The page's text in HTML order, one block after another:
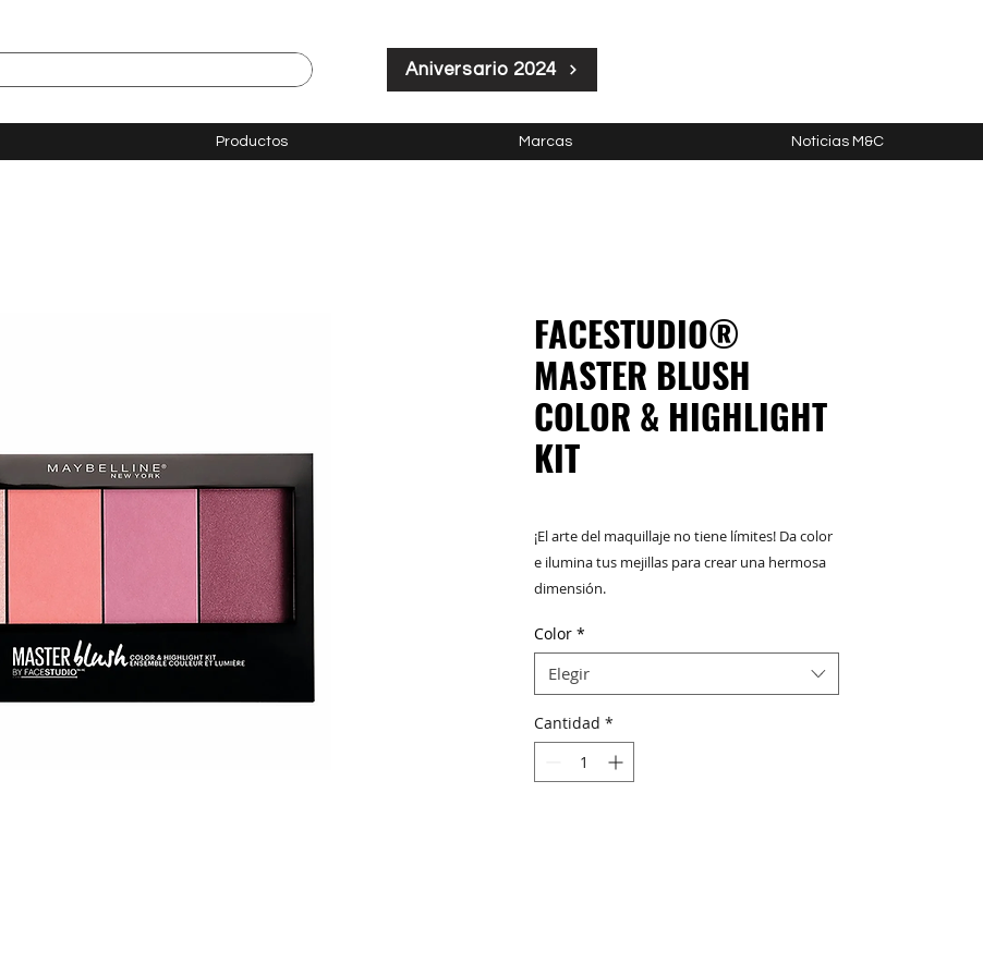
Aniversario 2024
Productos Marcas Noticias M&C
FACESTUDIO®
MASTER BLUSH
COLOR & HIGHLIGHT
KIT
¡El arte del maquillaje no tiene límites! Da color
e ilumina tus mejillas para crear una hermosa
dimensión.
Color *
Elegir
Cantidad *